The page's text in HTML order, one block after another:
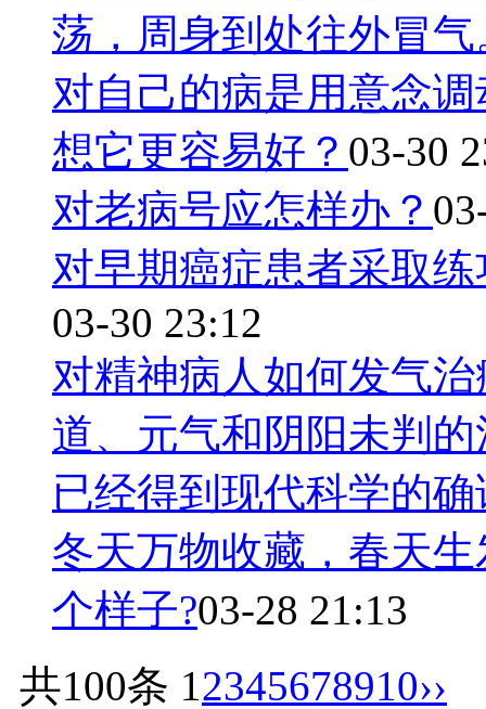
荡，周身到处往外冒
对自己的病是用意念
想它更容易好？ 03-30
对老病号应怎样办？
对早期癌症患者采取
03-30 23:12
对精神病人如何发气治
道、元气和阴阳未判
已经得到现代科学的确
冬天万物收藏，春天
个样子?03-28 21:13
共100条 12345678910››